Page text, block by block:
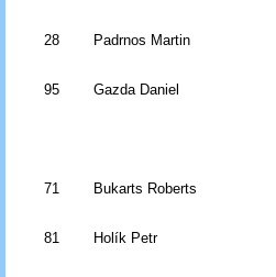
28 Padrnos Martin
95 Gazda Daniel
71 Bukarts Roberts
81 Holík Petr